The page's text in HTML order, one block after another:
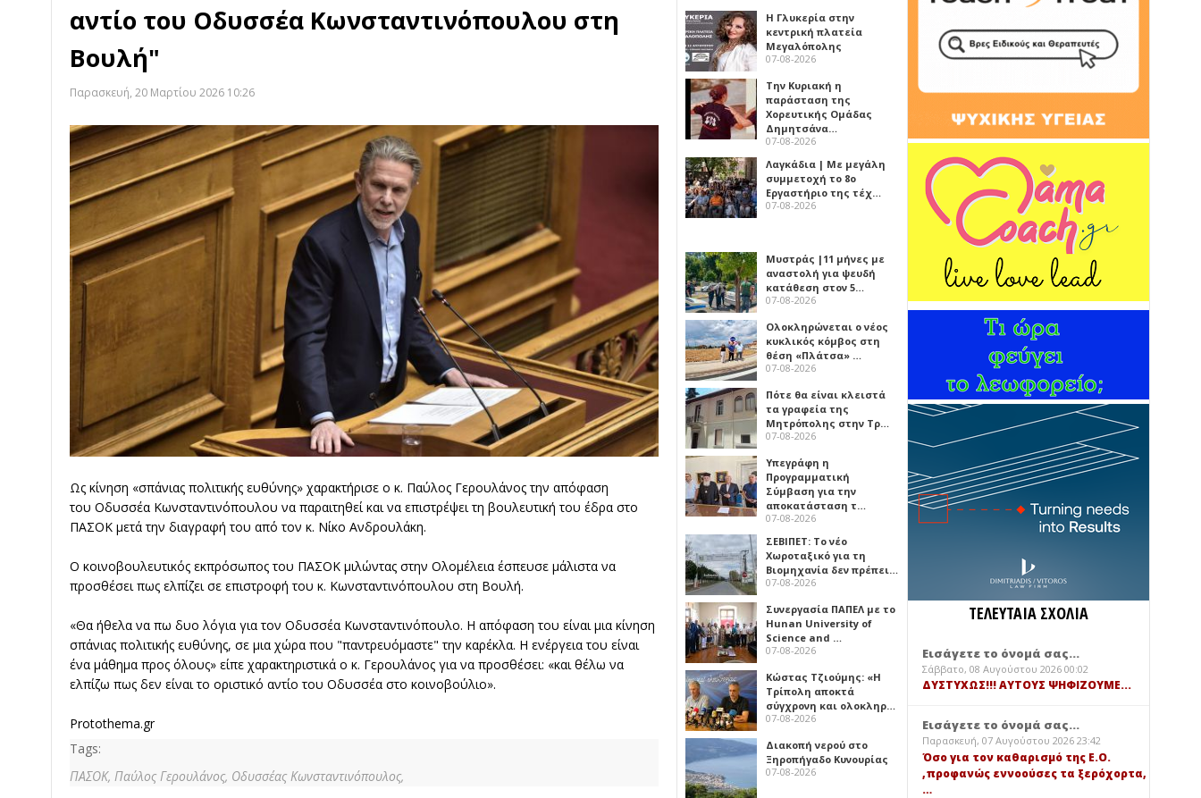
αντίο του Οδυσσέα Κωνσταντινόπουλου στη
Βουλή"
Παρασκευή, 20 Μαρτίου 2026 10:26
Ως κίνηση «σπάνιας πολιτικής ευθύνης» χαρακτήρισε ο κ. Παύλος Γερουλάνοςτην απόφαση
του Οδυσσέα Κωνσταντινόπουλου να παραιτηθεί και να επιστρέψει τη βουλευτική του έδρα στο
ΠΑΣΟΚ μετά την διαγραφή του από τον κ. Νίκο Ανδρουλάκη.
Ο κοινοβουλευτικός εκπρόσωπος του ΠΑΣΟΚ μιλώντας στην Ολομέλεια έσπευσε μάλιστα να
προσθέσει πως ελπίζει σε επιστροφή του κ. Κωνσταντινόπουλου στη Βουλή.
«Θα ήθελα να πω δυο λόγια για τον Οδυσσέα Κωνσταντινόπουλο. Η απόφαση του είναι μια κίνηση
σπάνιας πολιτικής ευθύνης, σε μια χώρα που "παντρευόμαστε" την καρέκλα. Η ενέργεια του είναι
ένα μάθημα προς όλους» είπε χαρακτηριστικά ο κ. Γερουλάνος για να προσθέσει: «και θέλω να
ελπίζω πως δεν είναι το οριστικό αντίο του Οδυσσέα στο κοινοβούλιο».
Protothema.gr
Tags:
ΠΑΣΟΚ, Παύλος Γερουλάνος, Οδυσσέας Κωνσταντινόπουλος,
Η Γλυκερία στην
κεντρική πλατεία
Μεγαλόπολης
07-08-2026
Την Κυριακή η
παράσταση της
Χορευτικής Ομάδας
Δημητσάνα…
07-08-2026
Λαγκάδια | Με μεγάλη
συμμετοχή το 8ο
Εργαστήριο της τέχ…
07-08-2026
Μυστράς |11 μήνες με
αναστολή για ψευδή
κατάθεση στον 5…
07-08-2026
Ολοκληρώνεται ο νέος
κυκλικός κόμβος στη
θέση «Πλάτσα» …
07-08-2026
Πότε θα είναι κλειστά
τα γραφεία της
Μητρόπολης στην Τρ…
07-08-2026
Υπεγράφη η
Προγραμματική
Σύμβαση για την
αποκατάσταση τ…
07-08-2026
ΣΕΒΙΠΕΤ: Το νέο
Χωροταξικό για τη
Βιομηχανία δεν πρέπει…
07-08-2026
Συνεργασία ΠΑΠΕΛ με το
Hunan University of
Science and …
07-08-2026
Κώστας Τζιούμης: «Η
Τρίπολη αποκτά
σύγχρονη και ολοκληρ…
07-08-2026
Διακοπή νερού στο
Ξηροπήγαδο Κυνουρίας
07-08-2026
ΤΕΛΕΥΤΑΙΑ ΣΧΟΛΙΑ
Εισάγετε το όνομά σας...
Σάββατο, 08 Αυγούστου 2026 00:02
ΔΥΣΤΥΧΩΣ!!! ΑΥΤΟΥΣ ΨΗΦΙΖΟΥΜΕ...
Εισάγετε το όνομά σας...
Παρασκευή, 07 Αυγούστου 2026 23:42
Όσο για τον καθαρισμό της Ε.Ο.
,προφανώς εννοούσες τα ξερόχορτα,
…